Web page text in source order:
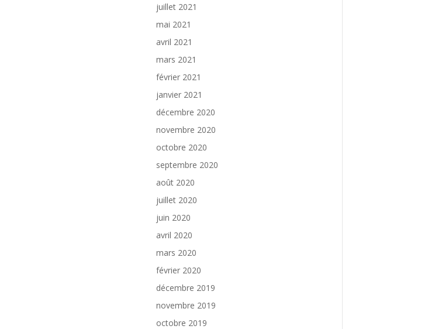
juillet 2021
mai 2021
avril 2021
mars 2021
février 2021
janvier 2021
décembre 2020
novembre 2020
octobre 2020
septembre 2020
août 2020
juillet 2020
juin 2020
avril 2020
mars 2020
février 2020
décembre 2019
novembre 2019
octobre 2019